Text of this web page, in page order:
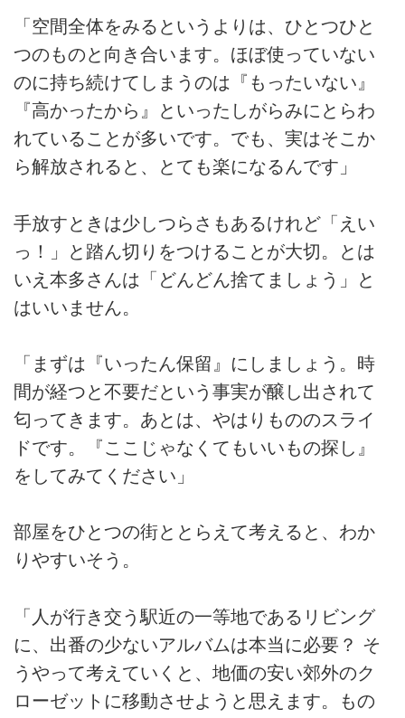
「空間全体をみるというよりは、ひとつひと
つのものと向き合います。ほぼ使っていない
のに持ち続けてしまうのは『もったいない』
『高かったから』といったしがらみにとらわ
れていることが多いです。でも、実はそこか
ら解放されると、とても楽になるんです」
手放すときは少しつらさもあるけれど「えい
っ！」と踏ん切りをつけることが大切。とは
いえ本多さんは「どんどん捨てましょう」と
はいいません。
「まずは『いったん保留』にしましょう。時
間が経つと不要だという事実が醸し出されて
匂ってきます。あとは、やはりもののスライ
ドです。『ここじゃなくてもいいもの探し』
をしてみてください」
部屋をひとつの街ととらえて考えると、わか
りやすいそう。
「人が行き交う駅近の一等地であるリビング
に、出番の少ないアルバムは本当に必要？ そ
うやって考えていくと、地価の安い郊外のク
ローゼットに移動させようと思えます。もの